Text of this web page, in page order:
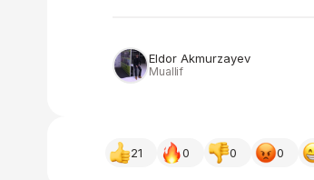
Eldor Akmurzayev
Muallif
21 0 0 0